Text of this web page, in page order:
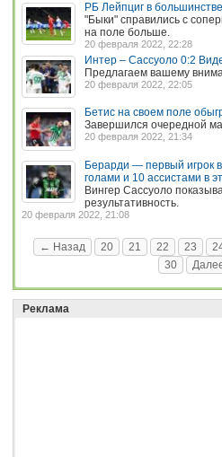
РБ Лейпциг в
"Быки" справились с
на поле больше.
20 февраля 2022, 22:28
Интер – Сассуоло 0:2
Предлагаем вашему
20 февраля 2022, 22:05
Бетис на своем поле
Завершился очередной
20 февраля 2022, 21:34
Берарди — первый игрок
голами и 10 ассистами в
Вингер Сассуоло
результативность.
20 февраля 2022, 21:08
← Назад 20 21 22 23
30
Реклама